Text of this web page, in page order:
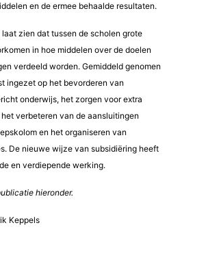
en de ermee behaalde resultaten.
zien dat tussen de scholen grote
in hoe middelen over de doelen
verdeeld worden. Gemiddeld genomen
ingezet op het bevorderen van
onderwijs, het zorgen voor extra
verbeteren van de aansluitingen
en het organiseren van
De nieuwe wijze van subsidiëring heeft
en verdiepende werking.
hieronder.
Keppels